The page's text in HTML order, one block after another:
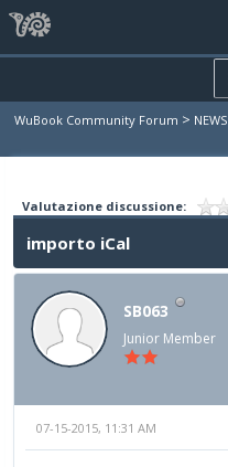
WuBook Community Forum > NEWS
Valutazione discussione:
importo iCal
SB063
Junior Member
07-15-2015, 11:31 AM